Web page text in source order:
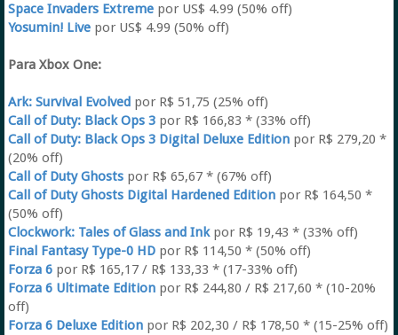
Space Invaders Extreme por US$ 4.99 (50% off)
Yosumin! Live por US$ 4.99 (50% off)
Para Xbox One:
Ark: Survival Evolvedpor R$ 51,75 (25% off)
Call of Duty: Black Ops 3por R$ 166,83 * (33% off)
Call of Duty: Black Ops 3 Digital Deluxe Editionpor R$ 279,20 *
(20% off)
Call of Duty Ghosts por R$ 65,67 * (67% off)
Call of Duty Ghosts Digital Hardened Editionpor R$ 164,50 *
(50% off)
Clockwork: Tales of Glass and Inkpor R$ 19,43 * (33% off)
Final Fantasy Type-0 HDpor R$ 114,50 * (50% off)
Forza 6por R$ 165,17 / R$ 133,33 * (17-33% off)
Forza 6 Ultimate Editionpor R$ 244,80 / R$ 217,60 * (10-20%
off)
Forza 6 Deluxe Editionpor R$ 202,30 / R$ 178,50 * (15-25% off)